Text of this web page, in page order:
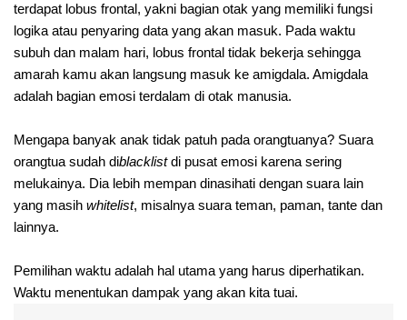
terdapat lobus frontal, yakni bagian otak yang memiliki fungsi
logika atau penyaring data yang akan masuk. Pada waktu
subuh dan malam hari, lobus frontal tidak bekerja sehingga
amarah kamu akan langsung masuk ke amigdala. Amigdala
adalah bagian emosi terdalam di otak manusia.
Mengapa banyak anak tidak patuh pada orangtuanya? Suara
orangtua sudah diblacklistdi pusat emosi karena sering
melukainya. Dia lebih mempan dinasihati dengan suara lain
yang masih whitelist, misalnya suara teman, paman, tante dan
lainnya.
Pemilihan waktu adalah hal utama yang harus diperhatikan.
Waktu menentukan dampak yang akan kita tuai.